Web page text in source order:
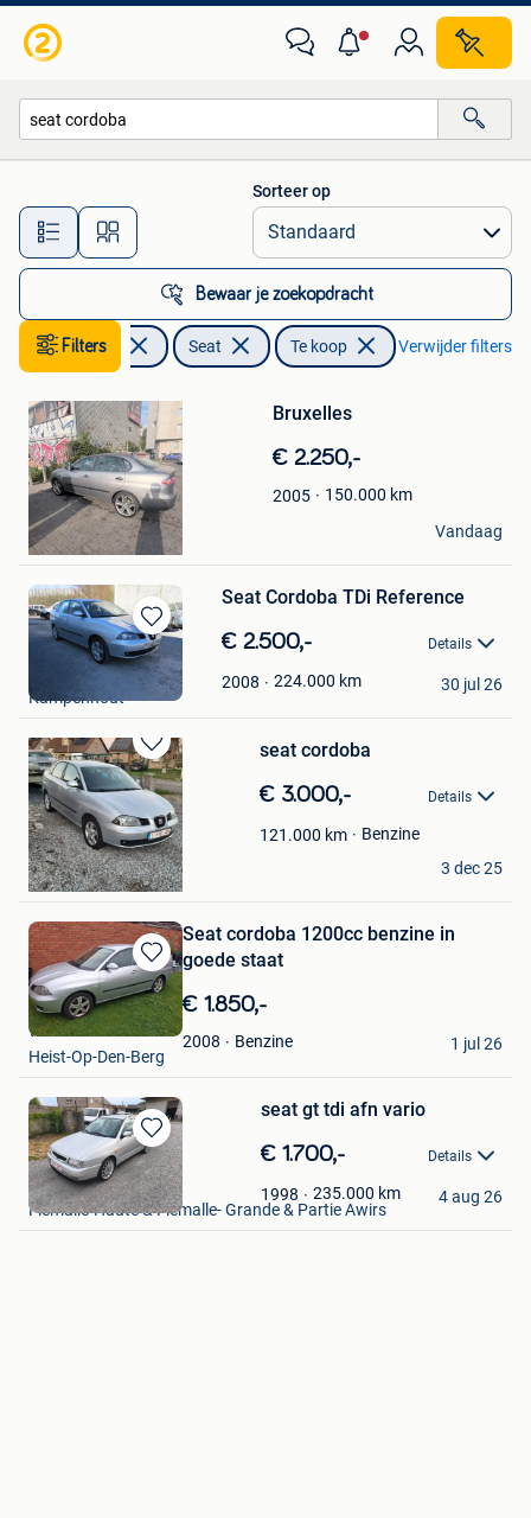
Alle afstanden…
Sorteer op
Bewaar je zoekopdracht
Filters
Auto's Seat Te koop Verwijder filters
in
Mijn
Favorieten
Bruxelles
€ 2.250,-
2005 150.000 km
Mohamed Sheik
Schaerbeek
Vandaag
Bewaren
in
Mijn
Favorieten
Seat Cordoba TDi Reference
€ 2.500,- Details
2008 224.000 km
Kampenhout Motors
Kampenhout
30 jul 26
Bewaren
in
Mijn
Favorieten
seat cordoba
€ 3.000,- Details
121.000 km
Benzine
Robbe
Paal
3 dec 25
Bewaren
in
Mijn
Favorieten
Seat cordoba 1200cc benzine in
goede staat
€ 1.850,-
2008 Benzine
vw
Heist-Op-Den-Berg
1 jul 26
Bewaren
in
Mijn
Favorieten
seat gt tdi afn vario
€ 1.700,- Details
1998 235.000 km
Run
Flemalle-Haute & Flemalle- Grande & Partie Awirs
4 aug 26